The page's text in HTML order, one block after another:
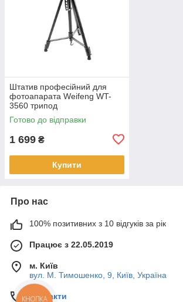
Штатив професійний для
фотоапарата Weifeng WT-
3560 трипод
Готово до відправки
1 699 ₴
Купити
Про нас
100% позитивних з 10 відгуків за рік
Працює з 22.05.2019
м. Київ
вул. М. Тимошенко, 9, Київ, Україна
Контакти
КНОПКА